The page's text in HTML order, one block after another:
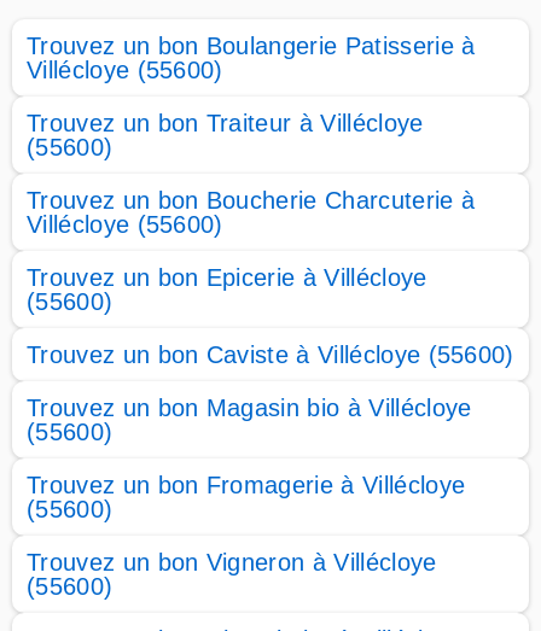
Trouvez un bon Boulangerie Patisserie à
Villécloye (55600)
Trouvez un bon Traiteur à Villécloye
(55600)
Trouvez un bon Boucherie Charcuterie à
Villécloye (55600)
Trouvez un bon Epicerie à Villécloye
(55600)
Trouvez un bon Caviste à Villécloye (55600)
Trouvez un bon Magasin bio à Villécloye
(55600)
Trouvez un bon Fromagerie à Villécloye
(55600)
Trouvez un bon Vigneron à Villécloye
(55600)